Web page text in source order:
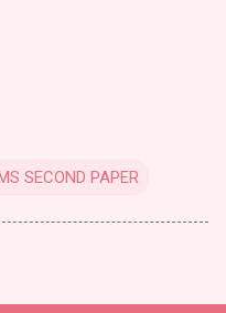
SECOND PAPER